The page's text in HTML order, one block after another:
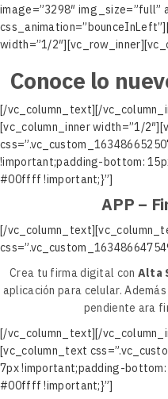
image=”3298″ img_size=”full”
width=”1/
Conoce lo
[/vc_column_text][/
[vc_column_inner width=”1/
!important;padding-bottom:
#00ffff !important;}”]
APP –
[/
Crea tu firma digital con Alta
aplicación para celular.
pendiente ara
[/vc_column_text][/
[vc_column_text
7px !important;padding-
#00ffff !important;}”]